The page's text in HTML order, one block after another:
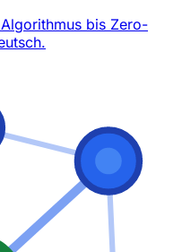
bis Zero-